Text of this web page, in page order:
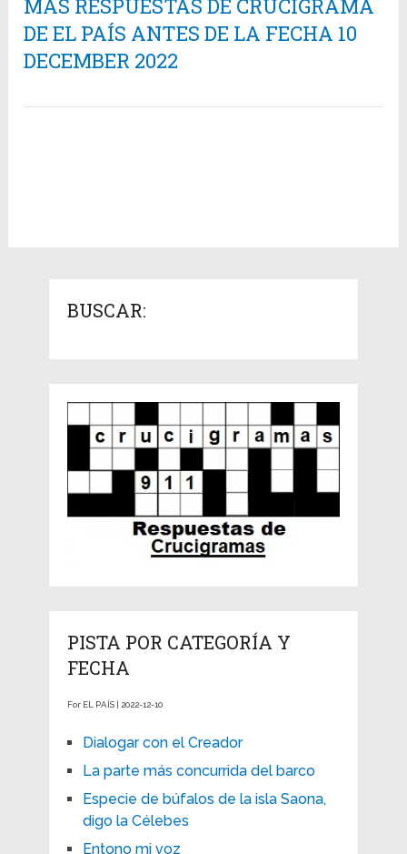
MÁS RESPUESTAS DE CRUCIGRAMA
DE EL PAÍS ANTES DE LA FECHA 10
DECEMBER 2022
BUSCAR:
PISTA POR CATEGORÍA Y
FECHA
For EL PAÍS | 2022-12-10
Dialogar con el Creador
La parte más concurrida del barco
Especie de búfalos de la isla Saona,
digo la Célebes
Entono mi voz